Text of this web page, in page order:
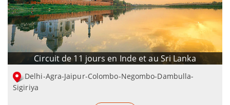
Circuit de 11 jours en Inde et au Sri Lanka
Delhi-Agra-Jaipur-Colombo-Negombo-Dambulla-
Sigiriya